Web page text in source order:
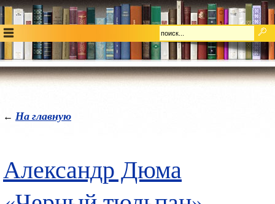
← На главную
Александр Дюма